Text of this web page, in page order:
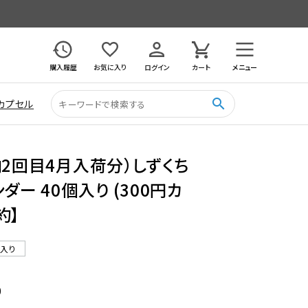
購入履歴
お気に入り ログイン カート メニュー
プセル search
2回目4月入荷分）しずくち
ダー 40個入り (300円カ
り